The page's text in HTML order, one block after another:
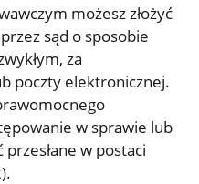
możesz złożyć
sąd o sposobie
za
poczty elektronicznej.
w sprawie lub
w postaci